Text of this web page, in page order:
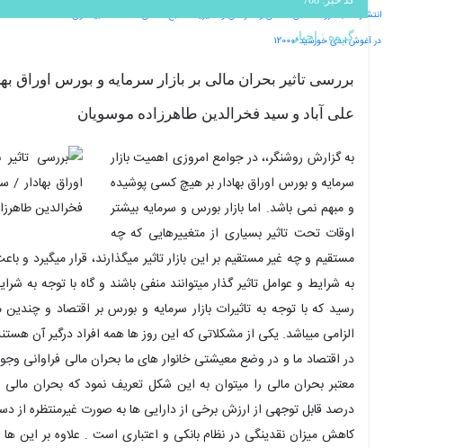
انتشار کتاب «روانشناسی صنعتی و سازمانی و مدیریت منابع انسانی» / محمد غبیشاوی^12000
در آغوش ابدی خورشید^12000
گروه : اخبار
بررسی تاثیر بحران مالی بر بازار سرمایه و بورس اوراق
علی آباد و سید فخرالدین طاهرزاده موسویان
به گزارش روشنگر،، در جوامع امروزی اهمیت بازار
سرمایه و بورس اوراق بهادار بر هیچ کسی پوشیده
و مبهم نمی باشد. اما بازار بورس و سرمایه بیشتر
اوقات تحت تاثیر بسیاری از متغییرهایی که چه
مستقیم و چه غیر مستقیم بر این بازار تاثیر میگذارند، قرار میگیرد و
به شرایط و عوامل تاثیر گذار میتوانند منفی باشند و گاه با توجه به
رسید که با توجه به تاثیرات بازار سرمایه و بورس بر اقتصاد و
الزامی میباشد. یکی از مشکلاتی که این روز ها همه افراد درگیر آن
در اقتصاد ما و در وضع معیشتی خانوار های ما بحران مالی فراوانی
معتبر بحران مالی را میتوان به این شکل تعریف نمود که بحران
درصد قابل توجهی از ارزش برخی از دارایی ها به صورت غیرمنتظره
کاهش میزان نقدینگی در نظام بانکی و اعتباری است . علاوه بر این ها